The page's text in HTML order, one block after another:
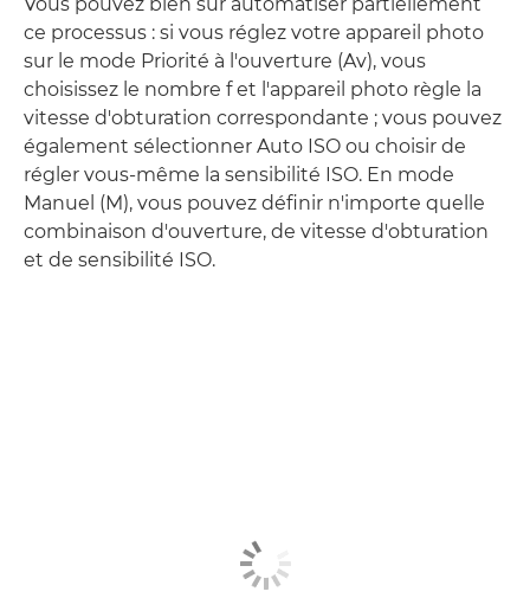
ce processus : si vous réglez votre appareil photo
sur le mode Priorité à l'ouverture (Av), vous
choisissez le nombre f et l'appareil photo règle la
vitesse d'obturation correspondante ; vous pouvez
également sélectionner Auto ISO ou choisir de
régler vous-même la sensibilité ISO. En mode
Manuel (M), vous pouvez définir n'importe quelle
combinaison d'ouverture, de vitesse d'obturation
et de sensibilité ISO.